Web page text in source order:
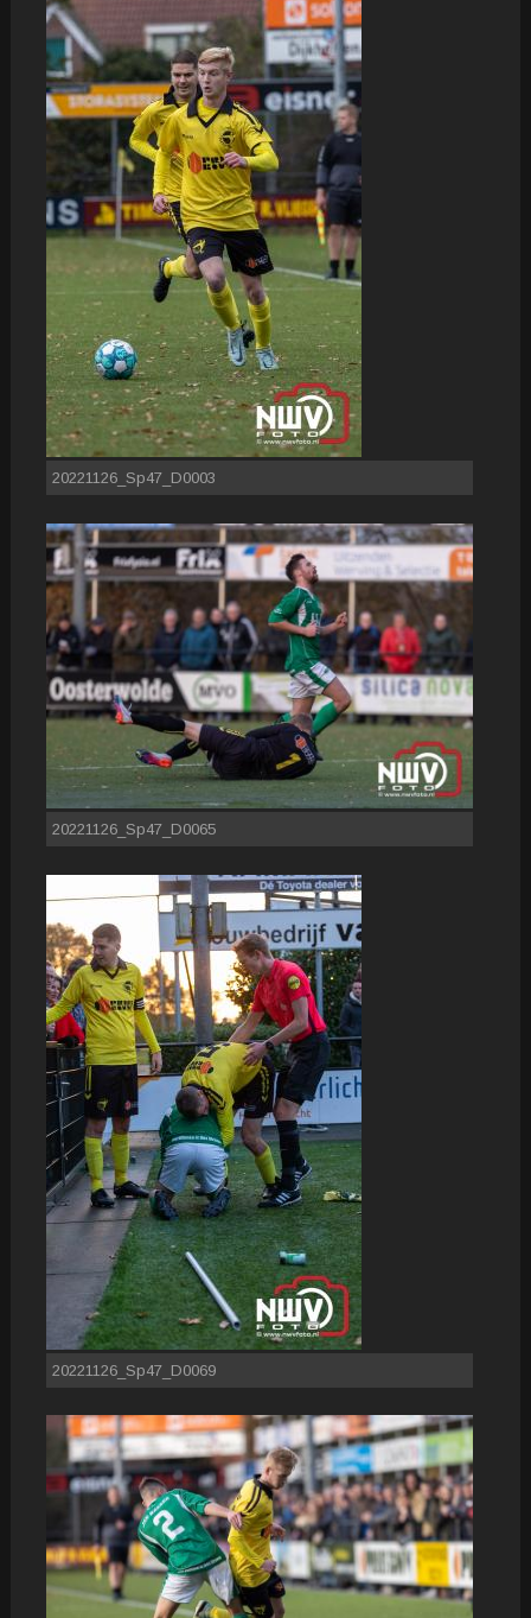
20221126_Sp47_D0003
20221126_Sp47_D0065
20221126_Sp47_D0069